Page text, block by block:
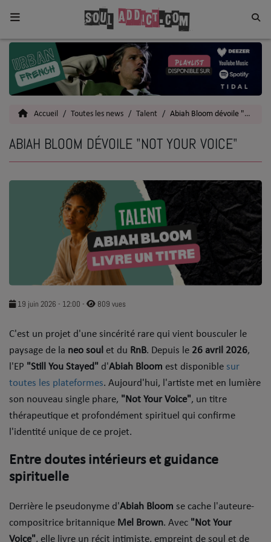
Home
Toutes les News
Actu
5 bonnes raisons
Dans la Street
C quoi ton Actu ?
Dans ton Téléphone
Première Fois
URBAN CULTURE
Sport
Accueil Toutes les news Talent Abiah Bloom dévoile "Not Your Voice"
ABIAH BLOOM DÉVOILE "NOT YOUR VOICE"
19 juin 2026 - 12:00 - 809 vues
C'est un projet d'une sincérité rare qui vient bousculer le
paysage de la neo soul et du RnB. Depuis le 26 avril 2026,
l'EP "Still You Stayed" d'Abiah Bloom est disponible sur
toutes les plateformes. Aujourd'hui, l'artiste met en lumière
son nouveau single phare, "Not Your Voice", un titre
thérapeutique et profondément spirituel qui confirme
l'identité unique de ce projet.
​Entre doutes intérieurs et guidance
spirituelle
​Derrière le pseudonyme d'Abiah Bloom se cache l'auteure-
compositrice britannique Mel Brown. Avec "Not Your
Voice", elle livre un récit intimiste, empreint de soul et de